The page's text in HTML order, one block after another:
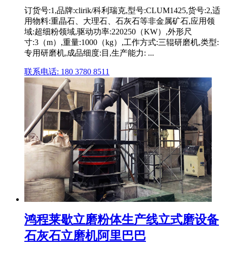
订货号:1,品牌:clirik/科利瑞克,型号:CLUM1425,货号:2,适
用物料:重晶石、大理石、石灰石等非金属矿石,应用领
域:超细粉领域,驱动功率:220250（KW）,外形尺
寸:3（m）,重量:1000（kg）,工作方式:三辊研磨机,类型:
专用研磨机,成品细度:目,生产能力: ...
联系电话: 180 3780 8511
鸿程莱歇立磨粉体生产线立式磨设备
石灰石立磨机阿里巴巴